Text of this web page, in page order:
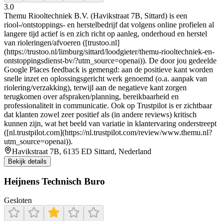
3.0
Themu Riooltechniek B.V. (Havikstraat 7B, Sittard) is een
riool-/ontstoppings- en herstelbedrijf dat volgens online profielen al
langere tijd actief is en zich richt op aanleg, onderhoud en herstel
van rioleringen/afvoeren ([trustoo.nl]
(https://trustoo.nl/limburg/sittard/loodgieter/themu-riooltechniek-en-
ontstoppingsdienst-bv/?utm_source=openai)). De door jou gedeelde
Google Places feedback is gemengd: aan de positieve kant worden
snelle inzet en oplossingsgericht werk genoemd (o.a. aanpak van
riolering/verzakking), terwijl aan de negatieve kant zorgen
terugkomen over afspraken/planning, bereikbaarheid en
professionaliteit in communicatie. Ook op Trustpilot is er zichtbaar
dat klanten zowel zeer positief als (in andere reviews) kritisch
kunnen zijn, wat het beeld van variatie in klantervaring onderstreept
([nl.trustpilot.com](https://nl.trustpilot.com/review/www.themu.nl?
utm_source=openai)).
Havikstraat 7B, 6135 ED Sittard, Nederland
Bekijk details
Heijnens Technisch Buro
Gesloten